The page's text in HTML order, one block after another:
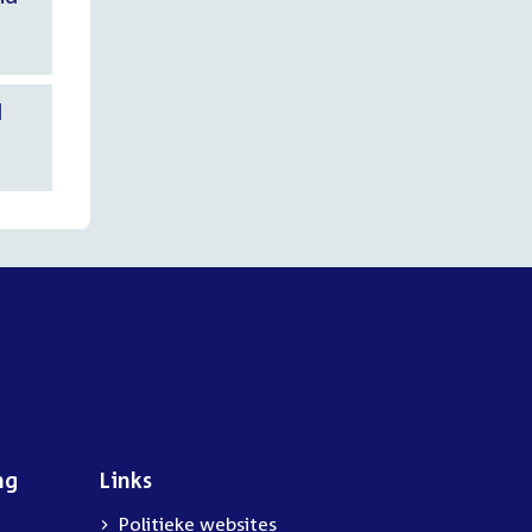
Links
Politieke websites